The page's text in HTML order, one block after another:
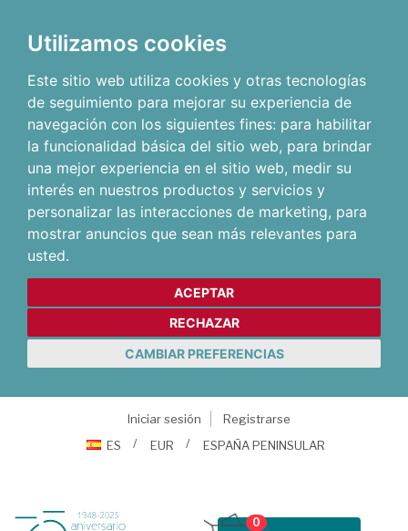
Utilizamos cookies
Este sitio web utiliza cookies y otras tecnologías
de seguimiento para mejorar su experiencia de
navegación con los siguientes fines: para habilitar
la funcionalidad básica del sitio web, para brindar
una mejor experiencia en el sitio web, medir su
interés en nuestros productos y servicios y
personalizar las interacciones de marketing, para
mostrar anuncios que sean más relevantes para
usted.
ACEPTAR
RECHAZAR
CAMBIAR PREFERENCIAS
Iniciar sesión
Registrarse
ES
EUR ESPAÑA PENINSULAR
0